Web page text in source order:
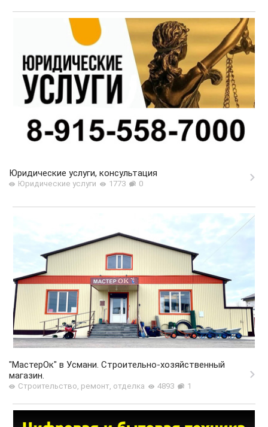
Юридические услуги, консультация
Юридические услуги 1773 0
"МастерОк" в Усмани. Строительно-хозяйственный
магазин.
Строительство, ремонт, отделка 4893 1